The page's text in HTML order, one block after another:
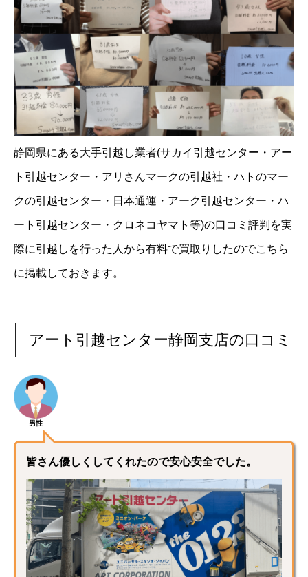
静岡県にある大手引越し業者(サカイ引越センター・アー
ト引越センター・アリさんマークの引越社・ハトのマー
クの引越センター・日本通運・アーク引越センター・ハ
ート引越センター・クロネコヤマト等)の口コミ評判を実
際に引越しを行った人から有料で買取りしたのでこちら
に掲載しておきます。
アート引越センター静岡支店の口コミ
男性
皆さん優しくしてくれたので安心安全でした。